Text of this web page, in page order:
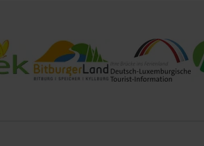
Islek
Tourist-Information Bitburger Land
Tourist-Information